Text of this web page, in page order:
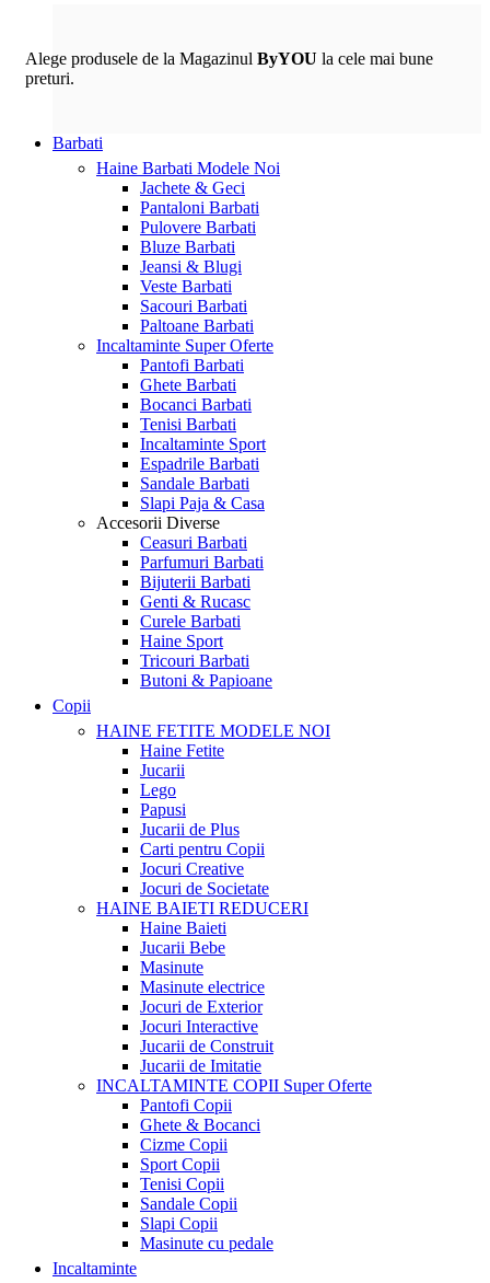
Alege produsele de la Magazinul ByYOU la cele mai bune
preturi.
Barbati
Haine Barbati Modele Noi
Jachete & Geci
Pantaloni Barbati
Pulovere Barbati
Bluze Barbati
Jeansi & Blugi
Veste Barbati
Sacouri Barbati
Paltoane Barbati
Incaltaminte Super Oferte
Pantofi Barbati
Ghete Barbati
Bocanci Barbati
Tenisi Barbati
Incaltaminte Sport
Espadrile Barbati
Sandale Barbati
Slapi Paja & Casa
Accesorii Diverse
Ceasuri Barbati
Parfumuri Barbati
Bijuterii Barbati
Genti & Rucasc
Curele Barbati
Haine Sport
Tricouri Barbati
Butoni & Papioane
Copii
HAINE FETITE MODELE NOI
Haine Fetite
Jucarii
Lego
Papusi
Jucarii de Plus
Carti pentru Copii
Jocuri Creative
Jocuri de Societate
HAINE BAIETI REDUCERI
Haine Baieti
Jucarii Bebe
Masinute
Masinute electrice
Jocuri de Exterior
Jocuri Interactive
Jucarii de Construit
Jucarii de Imitatie
INCALTAMINTE COPII Super Oferte
Pantofi Copii
Ghete & Bocanci
Cizme Copii
Sport Copii
Tenisi Copii
Sandale Copii
Slapi Copii
Masinute cu pedale
Incaltaminte